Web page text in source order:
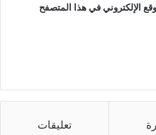
الإلكتروني في هذا المتصفح
تعليقات